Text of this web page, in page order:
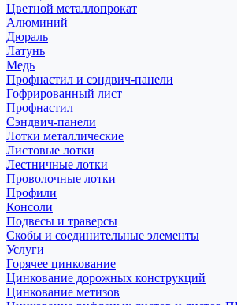
Цветной металлопрокат
Алюминий
Дюраль
Латунь
Медь
Профнастил и сэндвич-панели
Гофрированный лист
Профнастил
Сэндвич-панели
Лотки металлические
Листовые лотки
Лестничные лотки
Проволочные лотки
Профили
Консоли
Подвесы и траверсы
Скобы и соединительные элементы
Услуги
Горячее цинкование
Цинкование дорожных конструкций
Цинкование метизов